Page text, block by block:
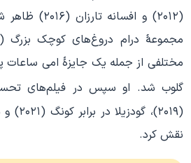
(۲۰۱۲) و
مختلفی از جمله یک جایزهٔ امی ساعات
گلوب شد. او سپس در فیلم‌های
نقش کرد.